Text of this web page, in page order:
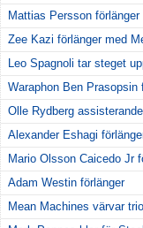
Mattias Persson förlänger
Zee Kazi förlänger med
Leo Spagnoli tar steget
Waraphon Ben Prasopsin
Olle Rydberg
Alexander Eshagi
Mario Olsson Caicedo Jr
Adam Westin förlänger
Mean Machines värvar